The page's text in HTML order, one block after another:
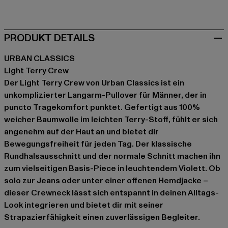
PRODUKT DETAILS
URBAN CLASSICS
Light Terry Crew
Der Light Terry Crew von Urban Classics ist ein
unkomplizierter Langarm-Pullover für Männer, der in
puncto Tragekomfort punktet. Gefertigt aus 100%
weicher Baumwolle im leichten Terry-Stoff, fühlt er sich
angenehm auf der Haut an und bietet dir
Bewegungsfreiheit für jeden Tag. Der klassische
Rundhalsausschnitt und der normale Schnitt machen ihn
zum vielseitigen Basis-Piece in leuchtendem Violett. Ob
solo zur Jeans oder unter einer offenen Hemdjacke –
dieser Crewneck lässt sich entspannt in deinen Alltags-
Look integrieren und bietet dir mit seiner
Strapazierfähigkeit einen zuverlässigen Begleiter.